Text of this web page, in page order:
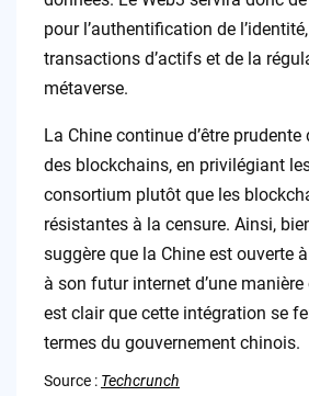
pour l’authentification de
transactions d’actifs et de la
métaverse.
La Chine continue d’être prudente
des blockchains, en privilégiant
consortium plutôt que les
résistantes à la censure. Ainsi,
suggère que la Chine est ouverte
à son futur internet d’une manière
est clair que cette intégration se
termes du gouvernement chinois.
Source : Techcrunch